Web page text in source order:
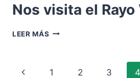
Nos visita el Rayo
LEER MÁS NOS
VALLECANO
Navegación
Página 1 2 3 4